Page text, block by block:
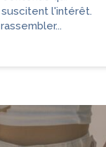
l'intérêt.